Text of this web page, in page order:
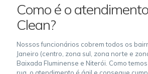
Como é o
Clean?
Nossos funcionários cobrem todos os
Janeiro (centro, zona sul, zona norte e
Baixada Fluminense e Niterói. Como